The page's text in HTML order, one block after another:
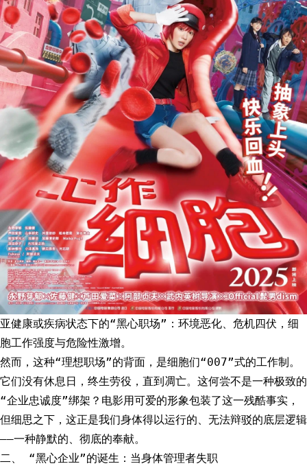
亚健康或疾病状态下的“黑心职场”：环境恶化、危机四伏，细
胞工作强度与危险性激增。
然而，这种“理想职场”的背面，是细胞们“007”式的工作制。
它们没有休息日，终生劳役，直到凋亡。这何尝不是一种极致的
“企业忠诚度”绑架？电影用可爱的形象包装了这一残酷事实，
但细思之下，这正是我们身体得以运行的、无法辩驳的底层逻辑
——一种静默的、彻底的奉献。
二、 “黑心企业”的诞生：当身体管理者失职